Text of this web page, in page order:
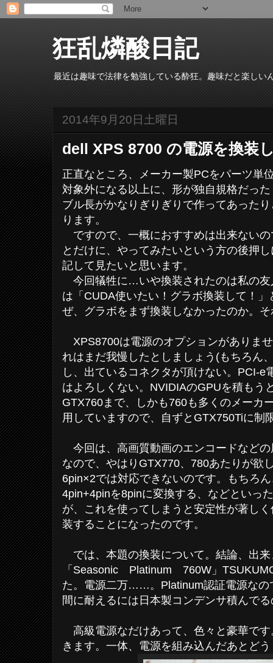
狂乱燐酸日記
最近は趣味で法律を勉強している酔狂。趣味だと楽しい
2014年9月20日土曜日
dell XPS 8700 の電源を換装
正直なところ、メーカー製PCをパーツ単
対象外になる以上に、形が独自規格だっ
ブル長がかなりぎりぎりで作ってあった
ります。
ですので、一概におすすめは出来ない
とだけに、やってみたいという方の後押
記して見たいと思います。
今回犠牲に…いや換装されたのは私の友
は「CUDA使いたい！グラボ換装して！
ぜ、グラボをまず換装しなかったのか。
XPS8700は電源のオプションがありま
れはまだ我慢したとしましょう(もちろん
し、出ているコネクタが頂けない。PCI-e
はよろしくない。NVIDIAのGPUを積もう
GTX760まで、しかも760も多くのメーカ
用していますので、自ずとGTX750Tiに制
今回は、高画質動画のエンコードなど
なので、やはりGTX770、780あたりが欲
6pin×2では対応できないのです。もちろ
4pin+4pinを8pinに変換する、などといっ
が、これを使ってしまうと安定性が著し
装することになったのです。
では、本題の換装について。結論、出
「Seasonic Platinum 760W」
た。電源二万……。Platinum認証電源なの
間に耐えるには日本製コンデンサ積んで
高級電源なだけあって、色々と豪華で
きます。一体、電源を組み込んだあとど